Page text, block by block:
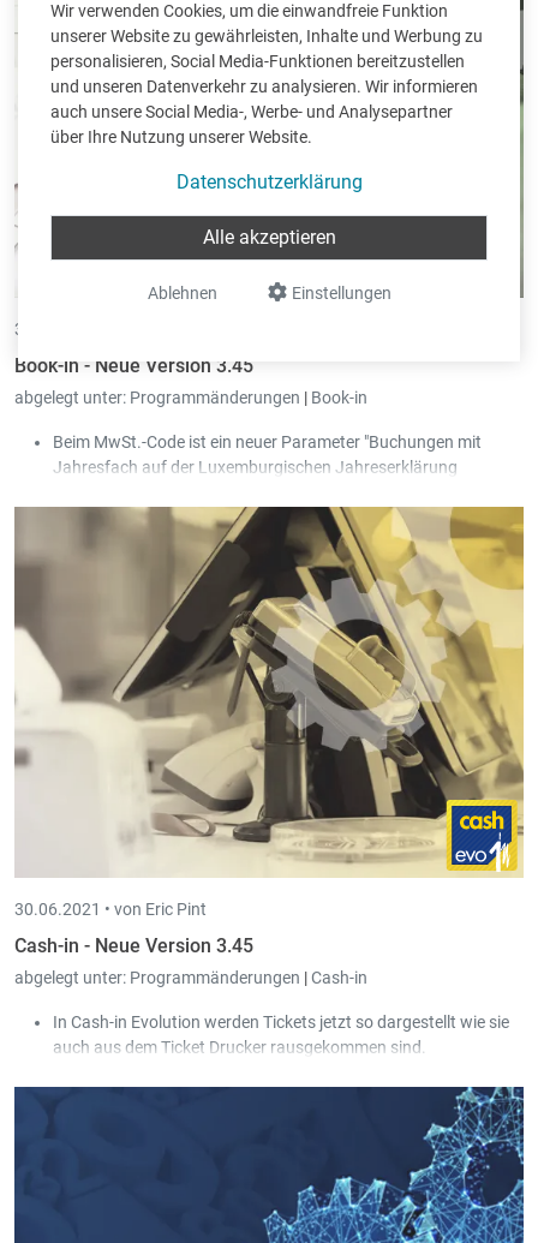
Wir verwenden Cookies, um die einwandfreie Funktion
unserer Website zu gewährleisten, Inhalte und Werbung zu
personalisieren, Social Media-Funktionen bereitzustellen
und unseren Datenverkehr zu analysieren. Wir informieren
auch unsere Social Media-, Werbe- und Analysepartner
über Ihre Nutzung unserer Website.
Datenschutzerklärung
Einstellungen
Ablehnen
Alle akzeptieren
Regelung. Diese können seit Book-in Version 3.45.2.0 korrekt
erfasst werden, und jetzt auch für die entsprechende Plattform
(BE oder LU) deklariert werden.
Auf Anfrage vom belgischen Finanzministerium, bietet Book-in
Evolution jetzt die Möglichkeit die Buchhaltungsdaten einer
angegebenen Periode zu exportieren so dass diese vom
30.06.2021 •
Book-in - Neue Version 3.45
abgelegt unter: Programmänderungen | Book-in
Beim MwSt.-Code ist ein neuer Parameter "Buchungen mit
Jahresfach auf der Luxemburgischen Jahreserklärung
Kombination zwischen Jahresfach vom Konto und MwSt.-Code
nicht auf der Jahreserklärung berücksichtigt wird.
Die eingegebenen Parameter vom "Standardkontenplan" im
eCDF Modul werden für eine ausgewählte Periode (Von / Bis)
abgespeichert.
Der Ausdruck der "Kontrolle der Buchhaltung" wurde
überarbeitet damit Hinweise und Fehler getrennt voneinander
dargestellt werden.
30.06.2021 • von Eric Pint
Cash-in - Neue Version 3.45
abgelegt unter: Programmänderungen |Cash-in
In Cash-in Evolution werden Tickets jetzt so dargestellt wie sie
auch aus dem Ticket Drucker rausgekommen sind.
ebenfalls die Tickets des Tages angezeigt. Mittels Doppelklick
In Cash-in Evolution gibt es zwei neue Menüpunkte zum
Drucken von Tickets: Ticket Details und Ticket Übersicht. Hier
wurden die aus Cash-in bekannten Listen eingebaut. Zudem
besteht die Möglichkeit die Ausdrucke direkt aus der Ticket